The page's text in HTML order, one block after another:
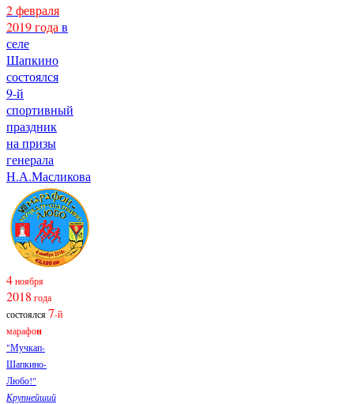
2 февраля
2019 года в
селе
Шапкино
состоялся
9-й
спортивный
праздник
на призы
генерала
Н.А.Масликова
4ноября
2018 года
состоялся7-й
марафон
"Мучкап-
Шапкино-
Любо!"
Крупнейший